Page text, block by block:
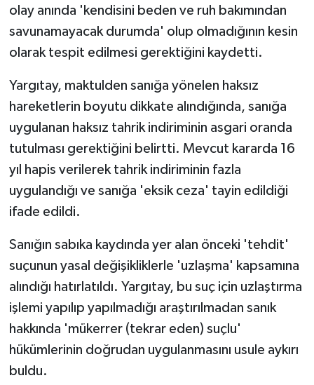
olay anında 'kendisini beden ve ruh bakımından
savunamayacak durumda' olup olmadığının kesin
olarak tespit edilmesi gerektiğini kaydetti.
Yargıtay, maktulden sanığa yönelen haksız
hareketlerin boyutu dikkate alındığında, sanığa
uygulanan haksız tahrik indiriminin asgari oranda
tutulması gerektiğini belirtti. Mevcut kararda 16
yıl hapis verilerek tahrik indiriminin fazla
uygulandığı ve sanığa 'eksik ceza' tayin edildiği
ifade edildi.
Sanığın sabıka kaydında yer alan önceki 'tehdit'
suçunun yasal değişikliklerle 'uzlaşma' kapsamına
alındığı hatırlatıldı. Yargıtay, bu suç için uzlaştırma
işlemi yapılıp yapılmadığı araştırılmadan sanık
hakkında 'mükerrer (tekrar eden) suçlu'
hükümlerinin doğrudan uygulanmasını usule aykırı
buldu.